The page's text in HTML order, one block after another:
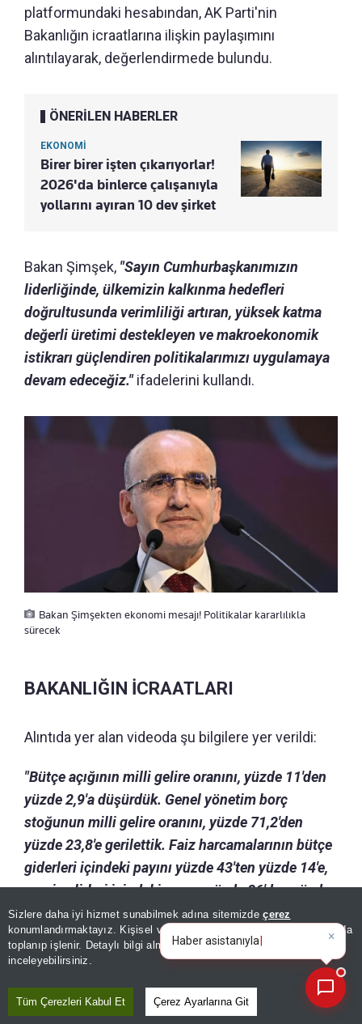
Sizlere daha iyi hizmet sunabilmek adına sitemizdeçerez
konumlandırmaktayız. Kişisel verileriniz, KVKK ve GDPR kapsamında
toplanıp işlenir. Detaylı bilgi almak içinAydınlatma Metnimizi
inceleyebilirsiniz.
Tüm Çerezleri Kabul Et Çerez Ayarlarına Git
platformundaki hesabından, AK Parti'nin
Bakanlığın icraatlarına ilişkin paylaşımını
alıntılayarak, değerlendirmede bulundu.
ÖNERİLEN HABERLER
EKONOMİ
Birer birer işten çıkarıyorlar!
2026'da binlerce çalışanıyla
yollarını ayıran 10 dev şirket
Bakan Şimşek, "Sayın Cumhurbaşkanımızın
liderliğinde, ülkemizin kalkınma hedefleri
doğrultusunda verimliliği artıran, yüksek katma
değerli üretimi destekleyen ve makroekonomik
istikrarı güçlendiren politikalarımızı uygulamaya
devam edeceğiz."ifadelerini kullandı.
Bakan Şimşekten ekonomi mesajı! Politikalar kararlılıkla
sürecek
BAKANLIĞIN İCRAATLARI
Alıntıda yer alan videoda şu bilgilere yer verildi:
"Bütçe açığının milli gelire oranını, yüzde 11'den
yüzde 2,9'a düşürdük. Genel yönetim borç
stoğunun milli gelire oranını, yüzde 71,2'den
yüzde 23,8'e gerilettik. Faiz harcamalarının bütçe
giderleri içindeki payını yüzde 43'ten yüzde 14'e,
vergi gelirleri içindeki payını yüzde 86'dan yüzde
18,6'ya düşürerek, kamu maliyesini daha güçlü bir
yapıya kavuşturduk. 1975-2001 döneminde
Türkiye'ye gelen toplam doğrudan yabancı yatırım
döneminde bu rakam 288,9 milyar dolara ulaştı.
×
Bugünün öne çıkan manşetl